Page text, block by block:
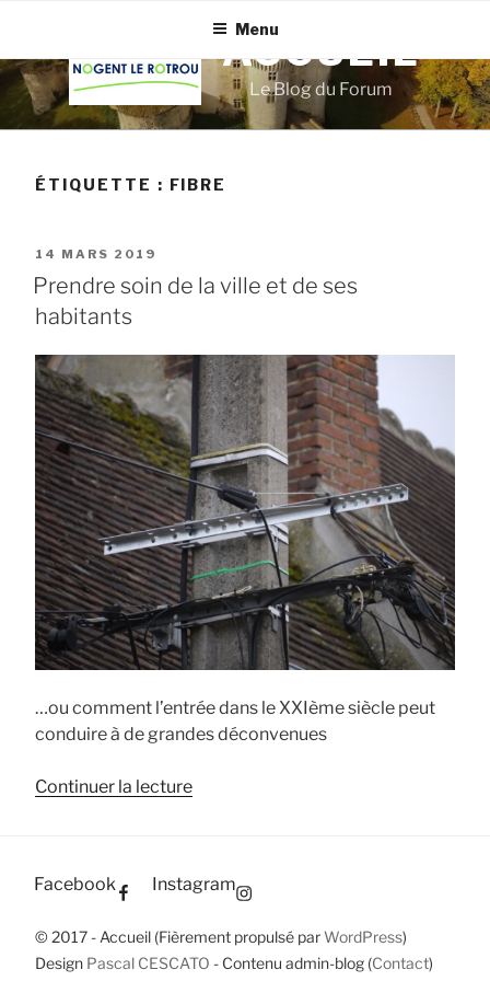
contenu
principal
ACCUEIL
Le Blog du Forum
Menu
ÉTIQUETTE : FIBRE
PUBLIÉ
LE
14 MARS 2019
Prendre soin de la ville et de ses
habitants
…ou comment l’entrée dans le XXIème siècle peut
conduire à de grandes déconvenues
Continuer la lecturede
la
et
de
Facebook Instagram
© 2017 - Accueil (Fièrement propulsé par WordPress)
Design Pascal CESCATO - Contenu admin-blog (Contact)